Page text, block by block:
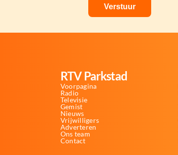
RTV Parkstad
Voorpagina
Radio
Televisie
Gemist
Nieuws
Vrijwilligers
Adverteren
Ons team
Contact